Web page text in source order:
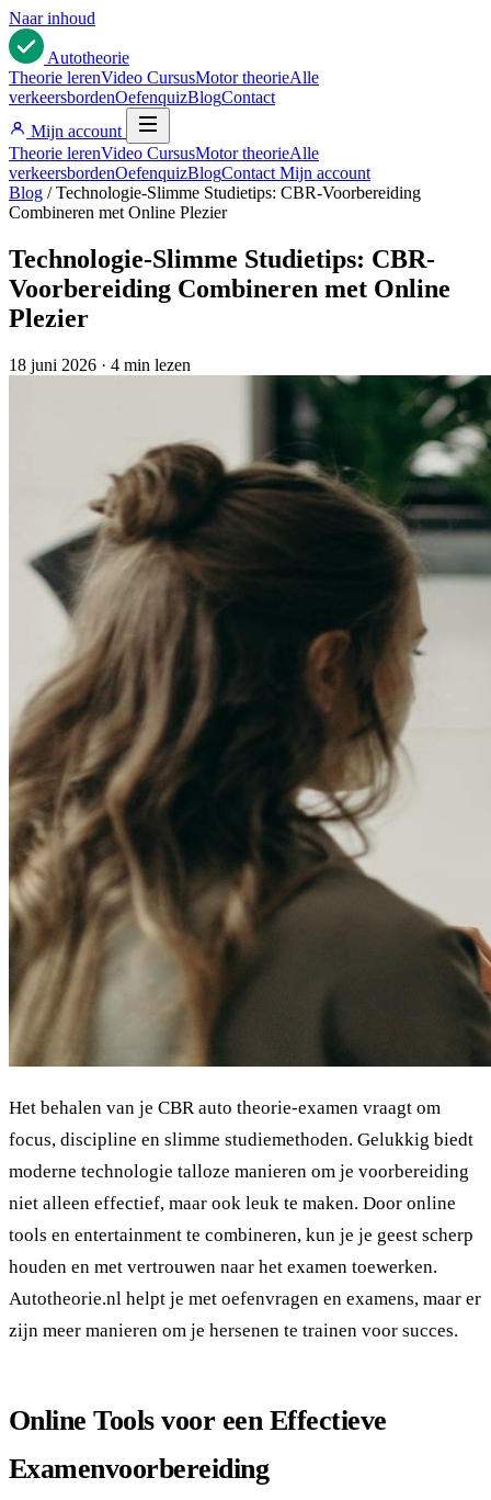
Naar inhoud
Autotheorie
Theorie lerenVideo CursusMotor theorieAlle
verkeersbordenOefenquizBlogContact
Mijn account
Theorie lerenVideo CursusMotor theorieAlle
verkeersbordenOefenquizBlogContact Mijn account
Blog / Technologie-Slimme Studietips: CBR-Voorbereiding
Combineren met Online Plezier
Technologie-Slimme Studietips: CBR-
Voorbereiding Combineren met Online
Plezier
18 juni 2026 · 4 min lezen
Het behalen van je CBR auto theorie-examen vraagt om
focus, discipline en slimme studiemethoden. Gelukkig biedt
moderne technologie talloze manieren om je voorbereiding
niet alleen effectief, maar ook leuk te maken. Door online
tools en entertainment te combineren, kun je je geest scherp
houden en met vertrouwen naar het examen toewerken.
Autotheorie.nl helpt je met oefenvragen en examens, maar er
zijn meer manieren om je hersenen te trainen voor succes.
Online Tools voor een Effectieve
Examenvoorbereiding